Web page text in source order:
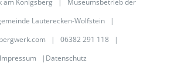
Lauterecken-Wolfstein |
| 06382 291 118 |
Impressum | Datenschutz